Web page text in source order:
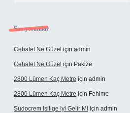
Son yorumlar
Cehalet Ne Güzel için admin
Cehalet Ne Güzel için Pakize
2800 Lümen Kaç Metre için admin
2800 Lümen Kaç Metre için Fehime
Sudocrem Isilige Iyi Gelir Mi için admin